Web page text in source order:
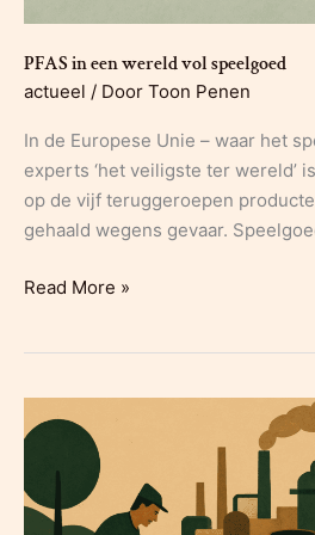
PFAS in een wereld vol speelgoed
actueel / Door Toon Penen
In de Europese Unie – waar het
experts ‘het veiligste ter wereld’
op de vijf teruggeroepen
gehaald wegens gevaar.
PFAS
vol
speelgoed
Read More »